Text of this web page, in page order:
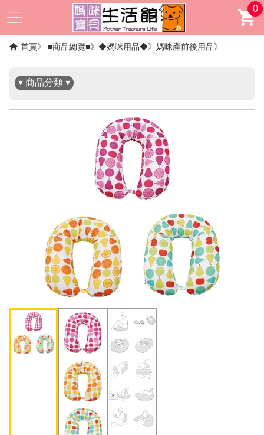
0
首頁 ■商品總覽■ ◆媽咪用品◆ 媽咪產前後用品
▾ 商品分類 ▾
✖